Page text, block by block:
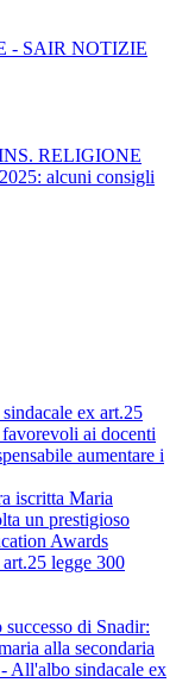
- SAIR NOTIZIE
RELIGIONE
alcuni consigli
ex art.25
ai docenti
aumentare i
iscritta Maria
un prestigioso
Awards
legge 300
di Snadir:
alla secondaria
All'albo sindacale ex